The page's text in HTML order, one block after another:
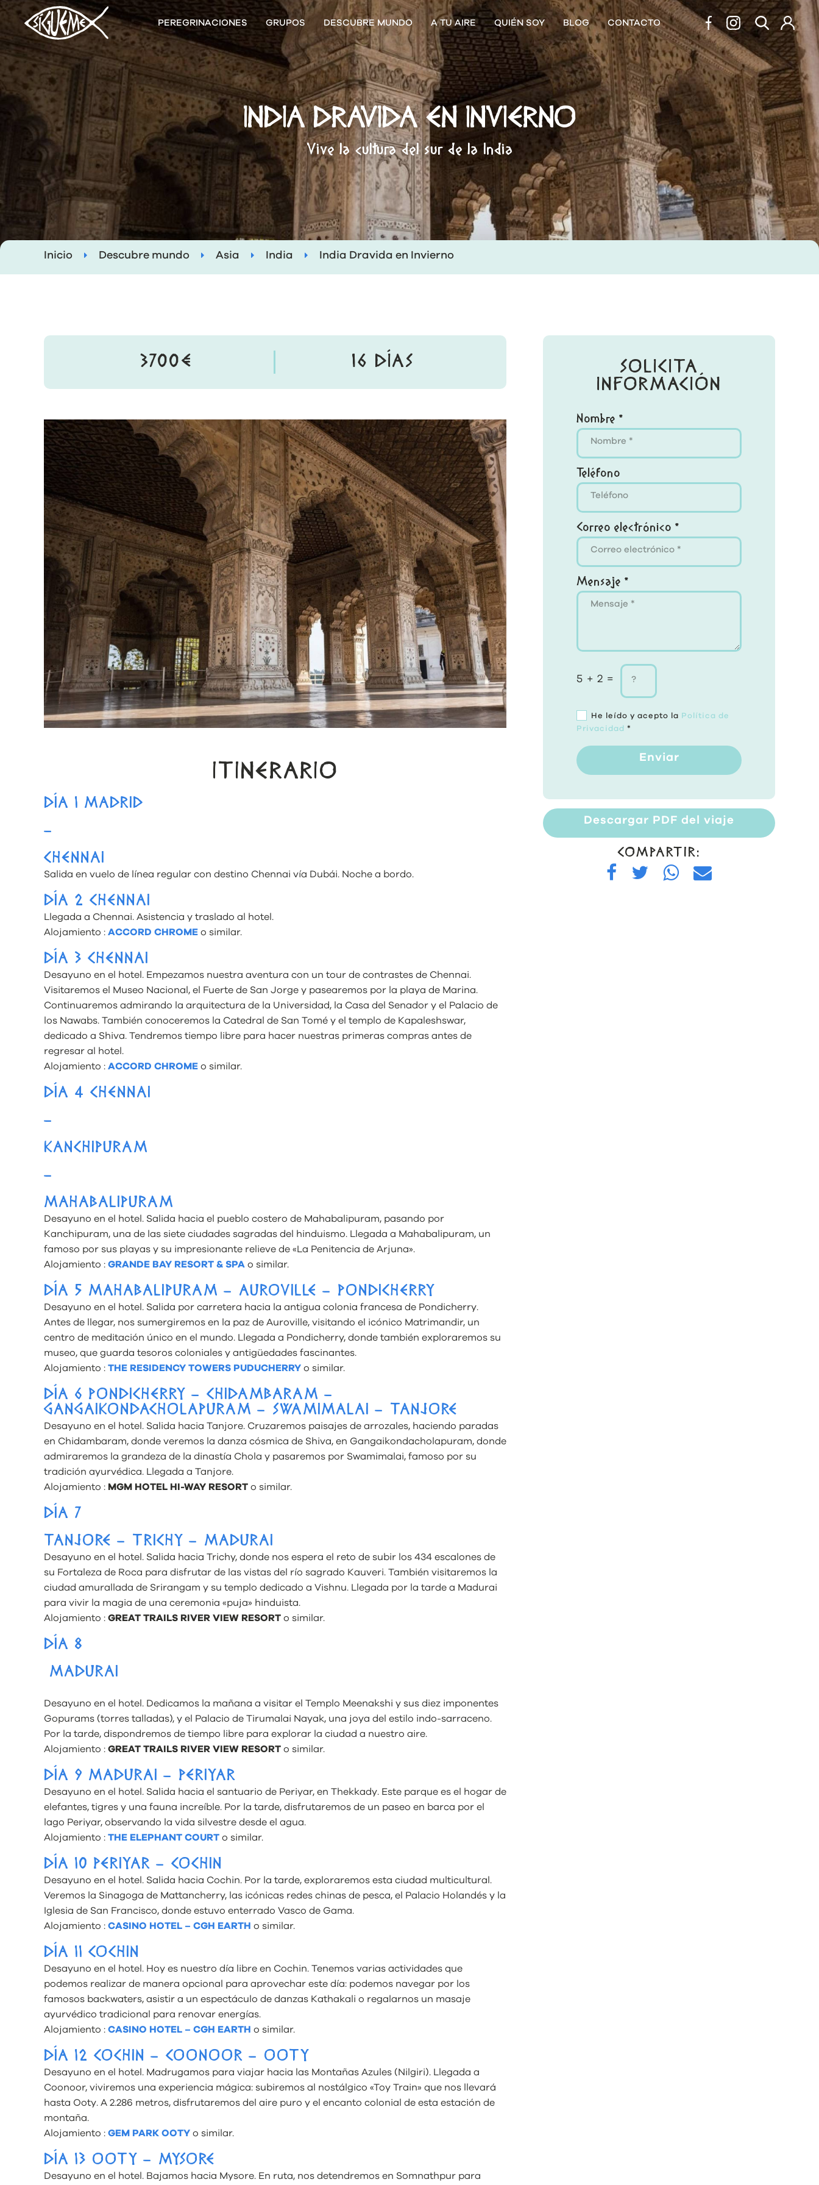
PEREGRINACIONES GRUPOS DESCUBRE MUNDO A TU AIRE QUIÉN SOY BLOG CONTACTO
INDIA DRAVIDA EN INVIERNO
Vive la cultura del sur de la India
Inicio Descubre mundo Asia India India Dravida en Invierno
3700€ 16 DÍAS
ITINERARIO
DÍA 1 MADRID
–
CHENNAI
Salida en vuelo de línea regular con destino Chennai vía Dubái. Noche a bordo.
DÍA 2 CHENNAI
Llegada a Chennai. Asistencia y traslado al hotel.
Alojamiento : ACCORD CHROME o similar.
DÍA 3 CHENNAI
Desayuno en el hotel. Empezamos nuestra aventura con un tour de contrastes de Chennai.
Visitaremos el Museo Nacional, el Fuerte de San Jorge y pasearemos por la playa de Marina.
Continuaremos admirando la arquitectura de la Universidad, la Casa del Senador y el Palacio de
los Nawabs. También conoceremos la Catedral de San Tomé y el templo de Kapaleshswar,
dedicado a Shiva. Tendremos tiempo libre para hacer nuestras primeras compras antes de
regresar al hotel.
Alojamiento : ACCORD CHROME o similar.
DÍA 4 CHENNAI
–
KANCHIPURAM
–
MAHABALIPURAM
Desayuno en el hotel. Salida hacia el pueblo costero de Mahabalipuram, pasando por
Kanchipuram, una de las siete ciudades sagradas del hinduismo. Llegada a Mahabalipuram, un
famoso por sus playas y su impresionante relieve de «La Penitencia de Arjuna».
Alojamiento : GRANDE BAY RESORT & SPA o similar.
DÍA 5 MAHABALIPURAM – AUROVILLE – PONDICHERRY
Desayuno en el hotel. Salida por carretera hacia la antigua colonia francesa de Pondicherry.
Antes de llegar, nos sumergiremos en la paz de Auroville, visitando el icónico Matrimandir, un
centro de meditación único en el mundo. Llegada a Pondicherry, donde también exploraremos su
museo, que guarda tesoros coloniales y antigüedades fascinantes.
Alojamiento : THE RESIDENCY TOWERS PUDUCHERRY o similar.
DÍA 6 PONDICHERRY – CHIDAMBARAM –
GANGAIKONDACHOLAPURAM – SWAMIMALAI – TANJORE
Desayuno en el hotel. Salida hacia Tanjore. Cruzaremos paisajes de arrozales, haciendo paradas
en Chidambaram, donde veremos la danza cósmica de Shiva, en Gangaikondacholapuram, donde
admiraremos la grandeza de la dinastía Chola y pasaremos por Swamimalai, famoso por su
tradición ayurvédica. Llegada a Tanjore.
Alojamiento : MGM HOTEL HI-WAY RESORT o similar.
DÍA 7
TANJORE – TRICHY – MADURAI
Desayuno en el hotel. Salida hacia Trichy, donde nos espera el reto de subir los 434 escalones de
su Fortaleza de Roca para disfrutar de las vistas del río sagrado Kauveri. También visitaremos la
ciudad amurallada de Srirangam y su templo dedicado a Vishnu. Llegada por la tarde a Madurai
para vivir la magia de una ceremonia «puja» hinduista.
Alojamiento : GREAT TRAILS RIVER VIEW RESORT o similar.
DÍA 8
MADURAI
Desayuno en el hotel. Dedicamos la mañana a visitar el Templo Meenakshi y sus diez imponentes
Gopurams (torres talladas), y el Palacio de Tirumalai Nayak, una joya del estilo indo-sarraceno.
Por la tarde, dispondremos de tiempo libre para explorar la ciudad a nuestro aire.
Alojamiento : GREAT TRAILS RIVER VIEW RESORT o similar.
DÍA 9 MADURAI – PERIYAR
Desayuno en el hotel. Salida hacia el santuario de Periyar, en Thekkady. Este parque es el hogar de
elefantes, tigres y una fauna increíble. Por la tarde, disfrutaremos de un paseo en barca por el
lago Periyar, observando la vida silvestre desde el agua.
Alojamiento : THE ELEPHANT COURT o similar.
DÍA 10 PERIYAR – COCHIN
Desayuno en el hotel. Salida hacia Cochin. Por la tarde, exploraremos esta ciudad multicultural.
Veremos la Sinagoga de Mattancherry, las icónicas redes chinas de pesca, el Palacio Holandés y la
Iglesia de San Francisco, donde estuvo enterrado Vasco de Gama.
Alojamiento : CASINO HOTEL – CGH EARTH o similar.
DÍA 11 COCHIN
Desayuno en el hotel. Hoy es nuestro día libre en Cochin. Tenemos varias actividades que
podemos realizar de manera opcional para aprovechar este día: podemos navegar por los
famosos backwaters, asistir a un espectáculo de danzas Kathakali o regalarnos un masaje
ayurvédico tradicional para renovar energías.
Alojamiento : CASINO HOTEL – CGH EARTH o similar.
DÍA 12 COCHIN – COONOOR – OOTY
Desayuno en el hotel. Madrugamos para viajar hacia las Montañas Azules (Nilgiri). Llegada a
Coonoor, viviremos una experiencia mágica: subiremos al nostálgico «Toy Train» que nos llevará
hasta Ooty. A 2.286 metros, disfrutaremos del aire puro y el encanto colonial de esta estación de
montaña.
Alojamiento : GEM PARK OOTY o similar.
DÍA 13 OOTY – MYSORE
Desayuno en el hotel. Bajamos hacia Mysore. En ruta, nos detendremos en Somnathpur para
SOLICITA
INFORMACIÓN
Nombre *
Teléfono
Correo electrónico *
Mensaje *
5 + 2 =
He leído y acepto la Política de
Privacidad *
Enviar
Descargar PDF del viaje
COMPARTIR: